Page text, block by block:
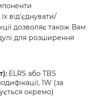
від’єднувати/
дозволяє також Вам
для розширення
ELRS або TBS
1W (за
окремо)